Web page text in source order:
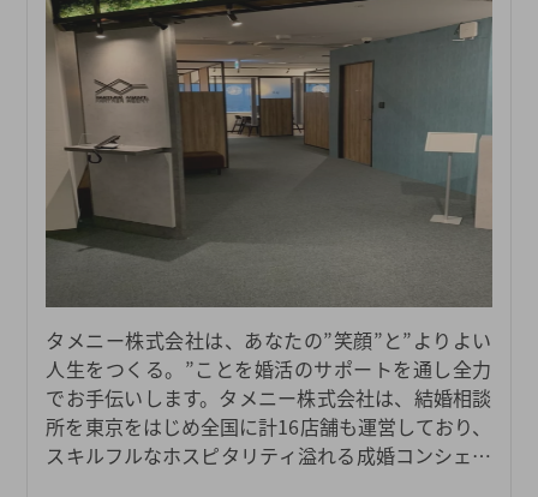
タメニー株式会社は、あなたの”笑顔”と”よりよい
人生をつくる。”ことを婚活のサポートを通し全力
でお手伝いします。タメニー株式会社は、結婚相談
所を東京をはじめ全国に計16店舗も運営しており、
スキルフルなホスピタリティ溢れる成婚コンシェル